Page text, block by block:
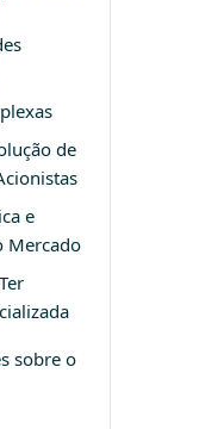
de
e
Mercado
sobre o